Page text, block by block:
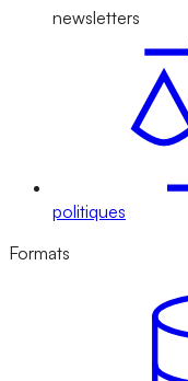
newsletters
politiques
Formats